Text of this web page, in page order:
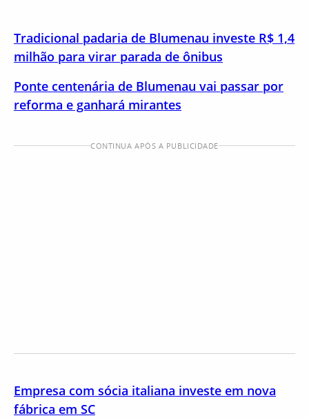
Tradicional padaria de Blumenau investe R$ 1,4
milhão para virar parada de ônibus
Ponte centenária de Blumenau vai passar por
reforma e ganhará mirantes
CONTINUA APÓS A PUBLICIDADE
Empresa com sócia italiana investe em nova
fábrica em SC